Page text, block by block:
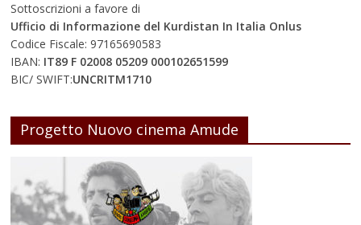
Sottoscrizioni a favore di
Ufficio di Informazione del Kurdistan In Italia Onlus
Codice Fiscale: 97165690583
IBAN: IT89 F 02008 05209 000102651599
BIC/ SWIFT:UNCRITM1710
Progetto Nuovo cinema Amude